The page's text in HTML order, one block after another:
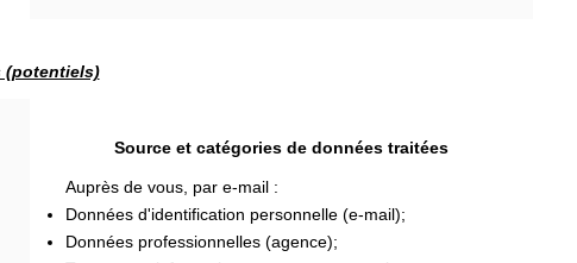
(potentiels)
Source et catégories de données traitées
Auprès de vous, par e-mail :
Données d'identification personnelle (e-mail);
Données professionnelles (agence);